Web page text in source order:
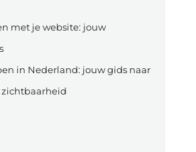
met je website: jouw
in Nederland: jouw gids naar